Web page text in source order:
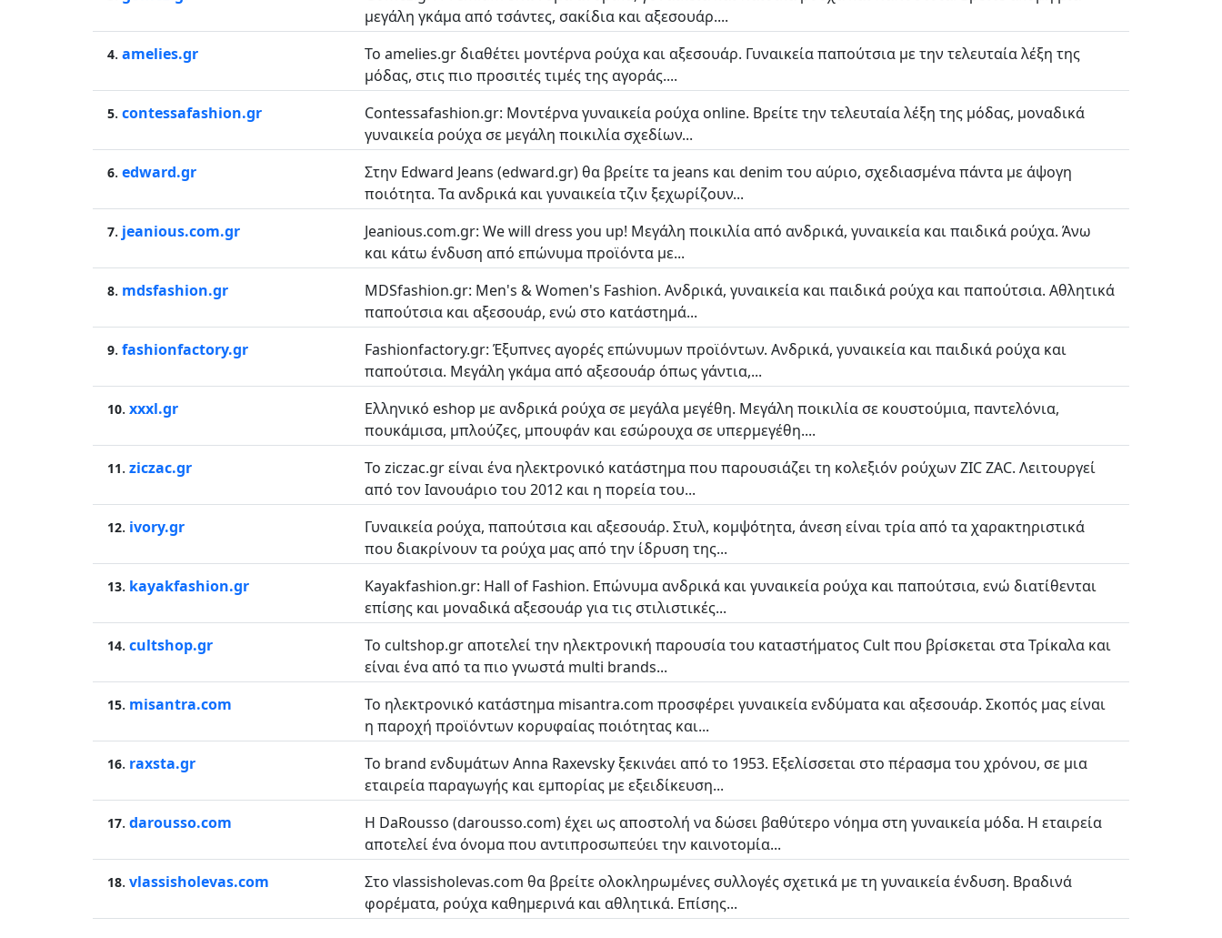
μεγάλη γκάμα από τσάντες, σακίδια και αξεσουάρ....
4. amelies.gr
Το amelies.gr διαθέτει μοντέρνα ρούχα και αξεσουάρ. Γυναικεία παπούτσια με την τελευταία λέξη της
μόδας, στις πιο προσιτές τιμές της αγοράς....
5. contessafashion.gr
Contessafashion.gr: Μοντέρνα γυναικεία ρούχα online. Bρείτε την τελευταία λέξη της μόδας, μοναδικά
γυναικεία ρούχα σε μεγάλη ποικιλία σχεδίων...
6. edward.gr
Στην Edward Jeans (edward.gr) θα βρείτε τα jeans και denim του αύριο, σχεδιασμένα πάντα με άψογη
ποιότητα. Τα ανδρικά και γυναικεία τζιν ξεχωρίζουν...
7. jeanious.com.gr
Jeanious.com.gr: We will dress you up! Μεγάλη ποικιλία από ανδρικά, γυναικεία και παιδικά ρούχα. Άνω
και κάτω ένδυση από επώνυμα προϊόντα με...
8. mdsfashion.gr
MDSfashion.gr: Men's & Women's Fashion. Ανδρικά, γυναικεία και παιδικά ρούχα και παπούτσια. Αθλητικά
παπούτσια και αξεσουάρ, ενώ στο κατάστημά...
9. fashionfactory.gr
Fashionfactory.gr: Έξυπνες αγορές επώνυμων προϊόντων. Ανδρικά, γυναικεία και παιδικά ρούχα και
παπούτσια. Μεγάλη γκάμα από αξεσουάρ όπως γάντια,...
10. xxxl.gr
Ελληνικό eshop με ανδρικά ρούχα σε μεγάλα μεγέθη. Μεγάλη ποικιλία σε κουστούμια, παντελόνια,
πουκάμισα, μπλούζες, μπουφάν και εσώρουχα σε υπερμεγέθη....
11. ziczac.gr
Το ziczac.gr είναι ένα ηλεκτρονικό κατάστημα που παρουσιάζει τη κολεξιόν ρούχων ZIC ZAC. Λειτουργεί
από τον Ιανουάριο του 2012 και η πορεία του...
12. ivory.gr
Γυναικεία ρούχα, παπούτσια και αξεσουάρ. Στυλ, κομψότητα, άνεση είναι τρία από τα χαρακτηριστικά
που διακρίνουν τα ρούχα μας από την ίδρυση της...
13. kayakfashion.gr
Kayakfashion.gr: Hall of Fashion. Επώνυμα ανδρικά και γυναικεία ρούχα και παπούτσια, ενώ διατίθενται
επίσης και μοναδικά αξεσουάρ για τις στιλιστικές...
14. cultshop.gr
Το cultshop.gr αποτελεί την ηλεκτρονική παρουσία του καταστήματος Cult που βρίσκεται στα Τρίκαλα και
είναι ένα από τα πιο γνωστά multi brands...
15. misantra.com
Το ηλεκτρονικό κατάστημα misantra.com προσφέρει γυναικεία ενδύματα και αξεσουάρ. Σκοπός μας είναι
η παροχή προϊόντων κορυφαίας ποιότητας και...
16. raxsta.gr
Το brand ενδυμάτων Anna Raxevsky ξεκινάει από το 1953. Εξελίσσεται στο πέρασμα του χρόνου, σε μια
εταιρεία παραγωγής και εμπορίας με εξειδίκευση...
17. darousso.com
Η DaRousso (darousso.com) έχει ως αποστολή να δώσει βαθύτερο νόημα στη γυναικεία μόδα. Η εταιρεία
αποτελεί ένα όνομα που αντιπροσωπεύει την καινοτομία...
18. vlassisholevas.com
Στο vlassisholevas.com θα βρείτε ολοκληρωμένες συλλογές σχετικά με τη γυναικεία ένδυση. Βραδινά
φορέματα, ρούχα καθημερινά και αθλητικά. Επίσης...